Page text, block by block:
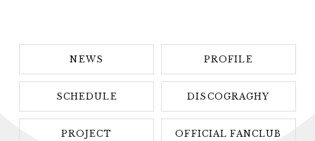
NEWS PROFILE
SCHEDULE DISCOGRAGHY
PROJECT OFFICIAL FANCLUB